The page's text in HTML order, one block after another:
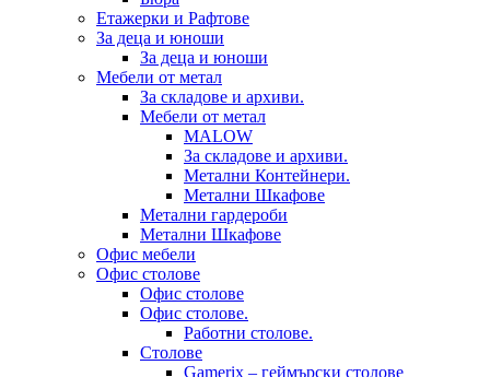
Етажерки и Рафтове
За деца и юноши
За деца и юноши
Мебели от метал
За складове и архиви.
Мебели от метал
MALOW
За складове и архиви.
Метални Контейнери.
Метални Шкафове
Метални гардероби
Метални Шкафове
Офис мебели
Офис столове
Офис столове
Офис столове.
Работни столове.
Столове
Gamerix – геймърски столове